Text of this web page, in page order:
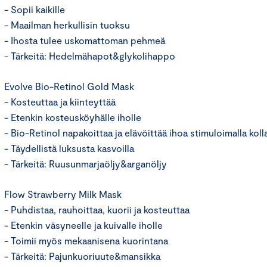
- Sopii kaikille
- Maailman herkullisin tuoksu
- Ihosta tulee uskomattoman pehmeä
- Tärkeitä: Hedelmähapot&glykolihappo
Evolve Bio-Retinol Gold Mask
- Kosteuttaa ja kiinteyttää
- Etenkin kosteusköyhälle iholle
- Bio-Retinol napakoittaa ja elävöittää ihoa stimuloimalla
- Täydellistä luksusta kasvoilla
- Tärkeitä: Ruusunmarjaöljy&arganöljy
Flow Strawberry Milk Mask
- Puhdistaa, rauhoittaa, kuorii ja kosteuttaa
- Etenkin väsyneelle ja kuivalle iholle
- Toimii myös mekaanisena kuorintana
- Tärkeitä: Pajunkuoriuute&mansikka